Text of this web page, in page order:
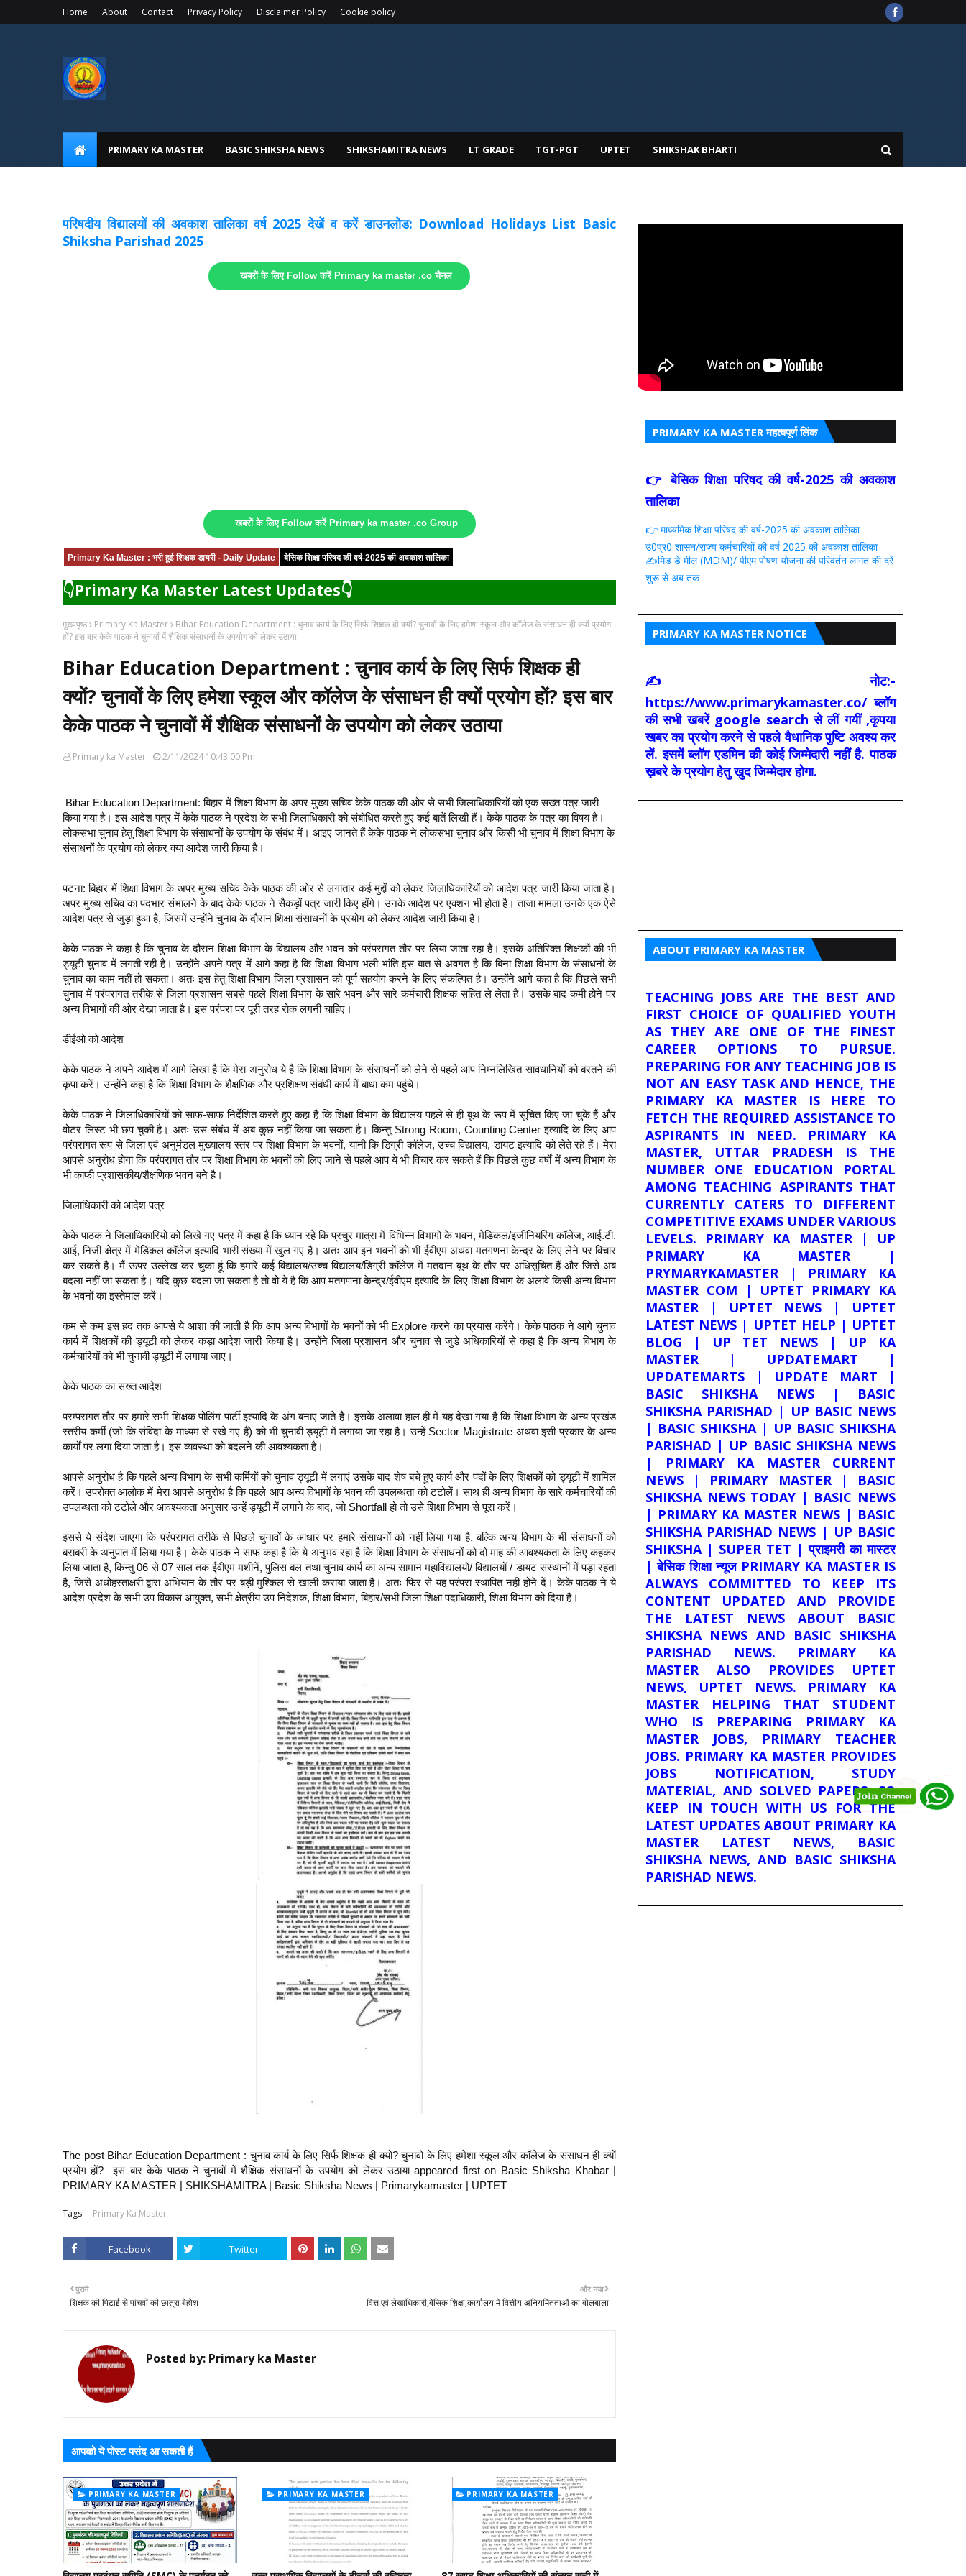
Home About Contact Privacy Policy Disclaimer Policy Cookie policy
PRIMARY KA MASTER BASIC SHIKSHA NEWS SHIKSHAMITRA NEWS LT GRADE TGT-PGT UPTET SHIKSHAK BHARTI
परिषदीय विद्यालयों की अवकाश तालिका वर्ष 2025 देखें व करें डाउनलोड: Download Holidays List Basic
Shiksha Parishad 2025
खबरों के लिए Follow करें Primary ka master .co चैनल
खबरों के लिए Follow करें Primary ka master .co Group
Primary Ka Master : भरी हुई शिक्षक डायरी - Daily Update बेसिक शिक्षा परिषद की वर्ष-2025 की अवकाश तालिका
👇Primary Ka Master Latest Updates👇
मुख्यपृष्ठ Primary Ka Master
Bihar Education Department : चुनाव कार्य के लिए सिर्फ शिक्षक ही क्यों? चुनावों के लिए हमेशा स्कूल और कॉलेज के संसाधन ही क्यों प्रयोग
हों? इस बार केके पाठक ने चुनावों में शैक्षिक संसाधनों के उपयोग को लेकर उठाया
Bihar Education Department : चुनाव कार्य के लिए सिर्फ शिक्षक ही
क्यों? चुनावों के लिए हमेशा स्कूल और कॉलेज के संसाधन ही क्यों प्रयोग हों? इस बार
केके पाठक ने चुनावों में शैक्षिक संसाधनों के उपयोग को लेकर उठाया
Primary ka Master 2/11/2024 10:43:00 Pm
Bihar Education Department: बिहार में शिक्षा विभाग के अपर मुख्य सचिव केके पाठक की ओर से सभी जिलाधिकारियों को एक सख्त पत्र जारी
किया गया है। इस आदेश पत्र में केके पाठक ने प्रदेश के सभी जिलाधिकारी को संबोधित करते हुए कई बातें लिखी हैं। केके पाठक के पत्र का विषय है।
लोकसभा चुनाव हेतु शिक्षा विभाग के संसाधनों के उपयोग के संबंध में। आइए जानते हैं केके पाठक ने लोकसभा चुनाव और किसी भी चुनाव में शिक्षा विभाग के
संसाधनों के प्रयोग को लेकर क्या आदेश जारी किया है।
पटना: बिहार में शिक्षा विभाग के अपर मुख्य सचिव केके पाठक की ओर से लगातार कई मुद्दों को लेकर जिलाधिकारियों को आदेश पत्र जारी किया जाता है।
अपर मुख्य सचिव का पदभार संभालने के बाद केके पाठक ने सैकड़ों पत्र जारी किए होंगे। उनके आदेश पर एक्शन भी होता है। ताजा मामला उनके एक ऐसे
आदेश पत्र से जुड़ा हुआ है, जिसमें उन्होंने चुनाव के दौरान शिक्षा संसाधनों के प्रयोग को लेकर आदेश जारी किया है।
केके पाठक ने कहा है कि चुनाव के दौरान शिक्षा विभाग के विद्यालय और भवन को परंपरागत तौर पर लिया जाता रहा है। इसके अतिरिक्त शिक्षकों की भी
ड्यूटी चुनाव में लगती रही है। उन्होंने अपने पत्र में आगे कहा है कि शिक्षा विभाग भली भांति इस बात से अवगत है कि बिना शिक्षा विभाग के संसाधनों के
चुनाव का काम नहीं हो सकता। अतः इस हेतु शिक्षा विभाग जिला प्रशासन को पूर्ण सहयोग करने के लिए संकल्पित है। उन्होंने आगे कहा है कि पिछले सभी
चुनाव में परंपरागत तरीके से जिला प्रशासन सबसे पहले शिक्षा विभाग के सारे भवन और सारे कर्मचारी शिक्षक सहित ले लेता है। उसके बाद कमी होने पर
अन्य विभागों की ओर देखा जाता है। इस परंपरा पर पूरी तरह रोक लगनी चाहिए।
डीईओ को आदेश
केके पाठक ने अपने आदेश में आगे लिखा है कि मेरा अनुरोध ये है कि शिक्षा विभाग के संसाधनों को लेने से पहले आप निम्नलिखित सावधानियों को बरतने की
कृपा करें। उन्होंने कहा है कि शिक्षा विभाग के शैक्षणिक और प्रशिक्षण संबंधी कार्य में बाधा कम पहुंचे।
केके पाठक ने जिलाधिकारियों को साफ-साफ निर्देशित करते हुए कहा है कि शिक्षा विभाग के विद्यालय पहले से ही बूथ के रूप में सूचित किए जा चुके हैं और
वोटर लिस्ट भी छप चुकी है। अतः उस संबंध में अब कुछ नहीं किया जा सकता है। किन्तु Strong Room, Counting Center इत्यादि के लिए आप
परंपरागत रूप से जिला एवं अनुमंडल मुख्यालय स्तर पर शिक्षा विभाग के भवनों, यानी कि डिग्री कॉलेज, उच्च विद्यालय, डायट इत्यादि को लेते रहे हैं। मेरा
आपसे अनुरोध होगा कि परंपरागत तौर पर शिक्षा विभाग के भवनों को लिए जाने से पहले आप ये भी विचार कर सकते हैं कि पिछले कुछ वर्षों में अन्य विभाग के
भी काफी प्रशासकीय/शैक्षणिक भवन बने है।
जिलाधिकारी को आदेश पत्र
केके पाठक ने जिलाधिकारियों को लिखे गए पत्र में कहा है कि ध्यान रहे कि प्रचुर मात्रा में विभिन्न विभागों के भवन, मेडिकल/इंजीनियरिंग कॉलेज, आई.टी.
आई, निजी क्षेत्र में मेडिकल कॉलेज इत्यादि भारी संख्या में खुल गए है। अतः आप इन भवनों को भी ईवीएम अथवा मतगणना केन्द्र के लिए लेने पर विचार
कर सकते है। मैं ऊपर उल्लेख कर चुका हूं कि हमारे कई विद्यालय/उच्च विद्यालय/डिग्री कॉलेज में मतदान बूथ के तौर पर अधिसूचित हैं और जिसे अब
बदला नहीं जा सकता है। यदि कुछ बदला जा सकता है तो वो ये है कि आप मतगणना केन्द्र/ईवीएम इत्यादि के लिए शिक्षा विभाग के अलावे किसी अन्य विभाग
के भवनों का इस्तेमाल करें।
कम से कम इस हद तक आपसे ये आशा की जाती है कि आप अन्य विभागों के भवनों को भी Explore करने का प्रयास करेंगे। केके पाठक ने आगे चुनाव
कार्य में शिक्षकों की ड्यूटी को लेकर कड़ा आदेश जारी किया है। उन्होंने जिला प्रशासन और चुनाव से जुड़े अधिकारियों से कहा है कि अन्य विभाग के
कर्मचारियों को भी चुनावी ड्यूटी में लगाया जाए।
केके पाठक का सख्त आदेश
परम्परागत तौर पर हमारे सभी शिक्षक पोलिंग पार्टी इत्यादि के अंग बनाए जाते हैं। इसके अलावा हाल ही में यह देखा गया है कि शिक्षा विभाग के अन्य प्रखंड
स्तरीय कर्मी (जो कि संविदा के माध्यम से रखे गए हैं) को भी चुनावी ड्यूटी में लगाया जा रहा है। उन्हें Sector Magistrate अथवा इसी प्रकार के अन्य
कार्यों पर लगा दिया जाता है। इस व्यवस्था को बदलने की आवश्यकता है।
आपसे अनुरोध है कि पहले अन्य विभाग के सभी कर्मियों को चुनाव ड्यूटी में लगाएं उसके बाद शेष बचे हुए कार्य और पदों के लिए शिक्षकों को ड्यूटी में शामिल
करें। उपरोक्त आलोक में मेरा आपसे अनुरोध है कि पहले आप अन्य विभागों के भवन की उपलब्धता को टटोलें। साथ ही अन्य विभाग के सारे कर्मचारियों की
उपलब्धता को टटोले और आवश्यकता अनुसार उन्हें ड्यूटी में लगाने के बाद, जो Shortfall हो तो उसे शिक्षा विभाग से पूरा करें।
इससे ये संदेश जाएगा कि परंपरागत तरीके से पिछले चुनावों के आधार पर हमारे संसाधनों को नहीं लिया गया है, बल्कि अन्य विभाग के भी संसाधनों को
बराबरी के अनुपात में लिया गया है। केके पाठक ने साफ कहा है कि ये अनुभव रहा है कि शिक्षा विभाग के संसाधनों को दो माह की आवश्यकता के लिए कहकर
लिया जाता है, किन्तु 06 से 07 साल तक ईवीएम मशीनें, पुलिस बल तथा चुनाव कार्य का अन्य सामान महाविद्यालयों/ विद्यालयों / डायट संस्थानों में पड़ा रहता
है, जिसे अधोहस्ताक्षरी द्वारा अभियान के तौर पर बड़ी मुश्किल से खाली कराया जाता है। अतः फिर से यह परंपरा स्थापित नहीं होने दें। केके पाठक ने ये
आदेश प्रदेश के सभी उप विकास आयुक्त, सभी क्षेत्रीय उप निदेशक, शिक्षा विभाग, बिहार/सभी जिला शिक्षा पदाधिकारी, शिक्षा विभाग को दिया है।
The post Bihar Education Department : चुनाव कार्य के लिए सिर्फ शिक्षक ही क्यों? चुनावों के लिए हमेशा स्कूल और कॉलेज के संसाधन ही क्यों
प्रयोग हों? इस बार केके पाठक ने चुनावों में शैक्षिक संसाधनों के उपयोग को लेकर उठाया appeared first on Basic Shiksha Khabar |
PRIMARY KA MASTER | SHIKSHAMITRA | Basic Shiksha News | Primarykamaster | UPTET
Tags: Primary Ka Master
Facebook Twitter
और नया
वित्त एवं लेखाधिकारी,बेसिक शिक्षा,कार्यालय में वित्तीय अनियमितताओं का बोलबाला
पुराने
शिक्षक की पिटाई से पांचवीं की छात्रा बेहोश
Posted by: Primary ka Master
आपको ये पोस्ट पसंद आ सकती हैं
PRIMARY KA MASTER PRIMARY KA MASTER PRIMARY KA MASTER
PRIMARY KA MASTER महत्वपूर्ण लिंक
👉 बेसिक शिक्षा परिषद की वर्ष-2025 की अवकाश
तालिका
👉 माध्यमिक शिक्षा परिषद की वर्ष-2025 की अवकाश तालिका
उ0प्र0 शासन/राज्य कर्मचारियों की वर्ष 2025 की अवकाश तालिका
✍️मिड डे मील (MDM)/ पीएम पोषण योजना की परिवर्तन लागत की दरें
शुरू से अब तक
PRIMARY KA MASTER NOTICE
✍ नोट:-
https://www.primarykamaster.co/ ब्लॉग
की सभी खबरें google search से लीं गयीं ,कृपया
खबर का प्रयोग करने से पहले वैधानिक पुष्टि अवश्य कर
लें. इसमें ब्लॉग एडमिन की कोई जिम्मेदारी नहीं है. पाठक
ख़बरे के प्रयोग हेतु खुद जिम्मेदार होगा.
ABOUT PRIMARY KA MASTER
TEACHING JOBS ARE THE BEST AND
FIRST CHOICE OF QUALIFIED YOUTH
AS THEY ARE ONE OF THE FINEST
CAREER OPTIONS TO PURSUE.
PREPARING FOR ANY TEACHING JOB IS
NOT AN EASY TASK AND HENCE, THE
PRIMARY KA MASTER IS HERE TO
FETCH THE REQUIRED ASSISTANCE TO
ASPIRANTS IN NEED. PRIMARY KA
MASTER, UTTAR PRADESH IS THE
NUMBER ONE EDUCATION PORTAL
AMONG TEACHING ASPIRANTS THAT
CURRENTLY CATERS TO DIFFERENT
COMPETITIVE EXAMS UNDER VARIOUS
LEVELS. PRIMARY KA MASTER | UP
PRIMARY KA MASTER |
PRYMARYKAMASTER | PRIMARY KA
MASTER COM | UPTET PRIMARY KA
MASTER | UPTET NEWS | UPTET
LATEST NEWS | UPTET HELP | UPTET
BLOG | UP TET NEWS | UP KA
MASTER | UPDATEMART |
UPDATEMARTS | UPDATE MART |
BASIC SHIKSHA NEWS | BASIC
SHIKSHA PARISHAD | UP BASIC NEWS
| BASIC SHIKSHA | UP BASIC SHIKSHA
PARISHAD | UP BASIC SHIKSHA NEWS
| PRIMARY KA MASTER CURRENT
NEWS | PRIMARY MASTER | BASIC
SHIKSHA NEWS TODAY | BASIC NEWS
| PRIMARY KA MASTER NEWS | BASIC
SHIKSHA PARISHAD NEWS | UP BASIC
SHIKSHA | SUPER TET | प्राइमरी का मास्टर
| बेसिक शिक्षा न्यूज PRIMARY KA MASTER IS
ALWAYS COMMITTED TO KEEP ITS
CONTENT UPDATED AND PROVIDE
THE LATEST NEWS ABOUT BASIC
SHIKSHA NEWS AND BASIC SHIKSHA
PARISHAD NEWS. PRIMARY KA
MASTER ALSO PROVIDES UPTET
NEWS, UPTET NEWS. PRIMARY KA
MASTER HELPING THAT STUDENT
WHO IS PREPARING PRIMARY KA
MASTER JOBS, PRIMARY TEACHER
JOBS. PRIMARY KA MASTER PROVIDES
JOBS NOTIFICATION, STUDY
MATERIAL, AND SOLVED PAPERS. SO
KEEP IN TOUCH WITH US FOR THE
LATEST UPDATES ABOUT PRIMARY KA
MASTER LATEST NEWS, BASIC
SHIKSHA NEWS, AND BASIC SHIKSHA
PARISHAD NEWS.